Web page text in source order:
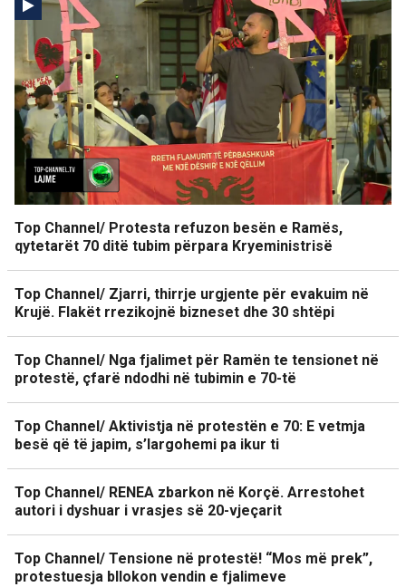
Top Channel/ Protesta refuzon besën e Ramës,
qytetarët 70 ditë tubim përpara Kryeministrisë
Top Channel/ Zjarri, thirrje urgjente për evakuim në
Krujë. Flakët rrezikojnë bizneset dhe 30 shtëpi
Top Channel/ Nga fjalimet për Ramën te tensionet në
protestë, çfarë ndodhi në tubimin e 70-të
Top Channel/ Aktivistja në protestën e 70: E vetmja
besë që të japim, s’largohemi pa ikur ti
Top Channel/ RENEA zbarkon në Korçë. Arrestohet
autori i dyshuar i vrasjes së 20-vjeçarit
Top Channel/ Tensione në protestë! “Mos më prek”,
protestuesja bllokon vendin e fjalimeve